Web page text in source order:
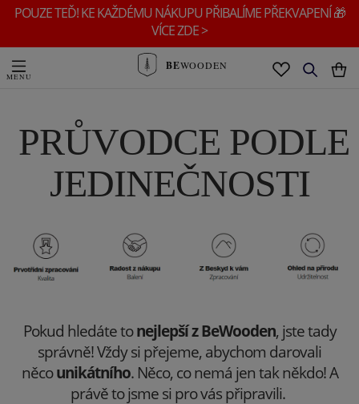
POUZE TEĎ! KE KAŽDÉMU NÁKUPU PŘIBALÍME PŘEKVAPENÍ 🎁
VÍCE ZDE >
BEWOODEN
PRŮVODCE PODLE
JEDINEČNOSTI
Pokud hledáte to nejlepší z BeWooden, jste tady
správně! Vždy si přejeme, abychom darovali
něco unikátního. Něco, co nemá jen tak někdo! A
právě to jsme si pro vás připravili.